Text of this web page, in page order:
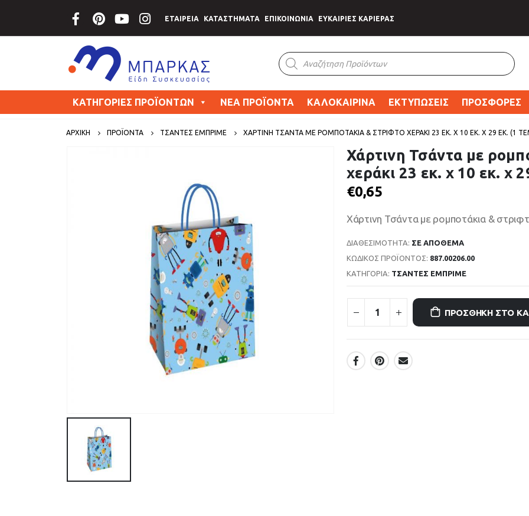
ΕΤΑΙΡΕΙΑ ΚΑΤΑΣΤΗΜΑΤΑ ΕΠΙΚΟΙΝΩΝΙΑ ΕΥΚΑΙΡΙΕΣ ΚΑΡΙΕΡΑΣ
Products
search
ΚΑΤΗΓΟΡΙΕΣ ΠΡΟΪΟΝΤΩΝ ΝΕΑ ΠΡΟΪΟΝΤΑ ΚΑΛΟΚΑΙΡΙΝΑ ΕΚΤΥΠΩΣΕΙΣ ΠΡΟΣΦΟΡΕΣ
ΑΡΧΙΚΗ ΠΡΟΪΟΝΤΑ ΤΣΑΝΤΕΣ ΕΜΠΡΙΜΕ ΧΆΡΤΙΝΗ ΤΣΆΝΤΑ ΜΕ ΡΟΜΠΟΤΆΚΙΑ & ΣΤΡΙΦΤΌ ΧΕΡΆΚΙ 23 ΕΚ. X 10 ΕΚ. X 29 ΕΚ. (1
Χάρτινη Τσάντα με
χεράκι 23 εκ. x 10 εκ. x
€0,65
Χάρτινη Τσάντα με ρομποτάκια &
ΔΙΑΘΕΣΙΜΌΤΗΤΑ: ΣΕ ΑΠΌΘΕΜΑ
ΚΩΔΙΚΌΣ ΠΡΟΪΌΝΤΟΣ: 887.00206.00
ΚΑΤΗΓΟΡΊΑ: ΤΣΑΝΤΕΣ ΕΜΠΡΙΜΕ
ΠΡΟΣΘΉΚΗ ΣΤΟ